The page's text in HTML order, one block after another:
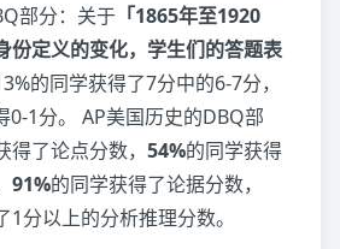
部分：关于 「1865年至1920
份定义的变化，学生们的答题表
的同学获得了7分中的6-7分，
0-1分。 AP美国历史的DBQ部
得了论点分数， 54%的同学获得
91%的同学获得了论据分数，
1分以上的分析推理分数。